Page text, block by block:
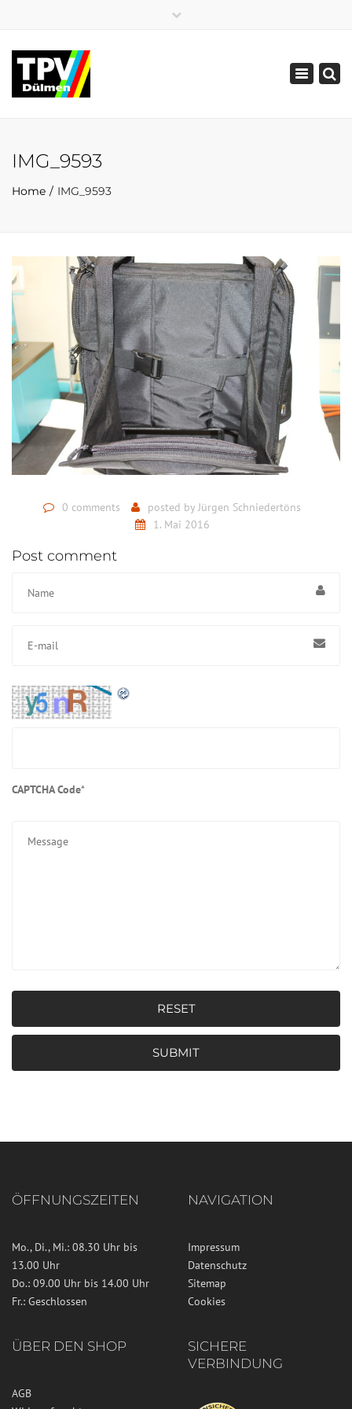
Toggle
IMG_9593
Home IMG_9593
0 comments posted byJürgen Schniedertöns
1. Mai 2016
Post comment
CAPTCHA Code*
RESET
SUBMIT
ÖFFNUNGSZEITEN
Mo., Di., Mi.: 08.30 Uhr bis
13.00 Uhr
Do.: 09.00 Uhr bis 14.00 Uhr
Fr.: Geschlossen
NAVIGATION
Impressum
Datenschutz
Sitemap
Cookies
ÜBER DEN SHOP
AGB
SICHERE
VERBINDUNG